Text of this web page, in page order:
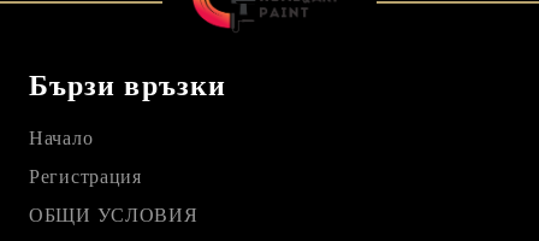
Бързи връзки
Начало
Регистрация
ОБЩИ УСЛОВИЯ